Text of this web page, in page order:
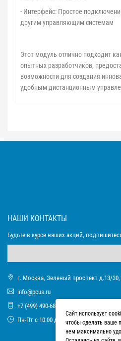
- Интерфейс: Простое
другим управляющим системам
Этот модуль отлично подходит
опытных разработчиков,
возможности для создания
удобным дистанционным
НАШИ КОНТАКТЫ
Будьте в курсе наших акций,
г. Москва, Зеленый проспект д.13/
info@pcus.ru
+7 (499) 490-68-93
Пн-Пт с 10:00 до 17:00
Сайт использует
чтобы сделать ваше
нем максимально